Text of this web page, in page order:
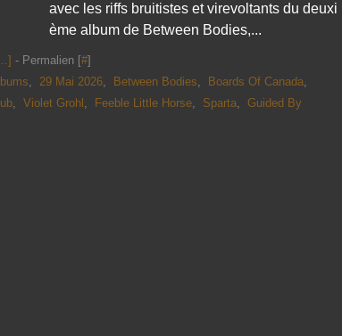
avec les riffs bruitistes et virevoltants du deuxi
ème album de Between Bodies,...
] - Permalien [#]
, 29 Mai 2026, Between Bodies, Boards Of Canada,
, Violet Grohl , Feeble Little Horse, Sparta, Guided By